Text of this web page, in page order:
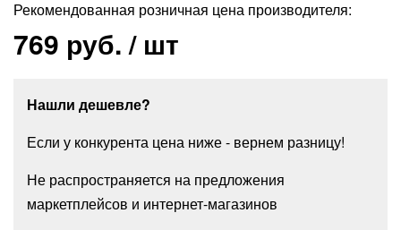
Рекомендованная розничная цена производителя:
769 руб./ шт
Нашли дешевле?
Если у конкурента цена ниже - вернем разницу!
Не распространяется на предложения
маркетплейсов и интернет-магазинов